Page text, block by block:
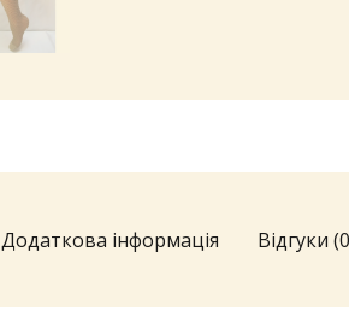
Додаткова інформація Відгуки